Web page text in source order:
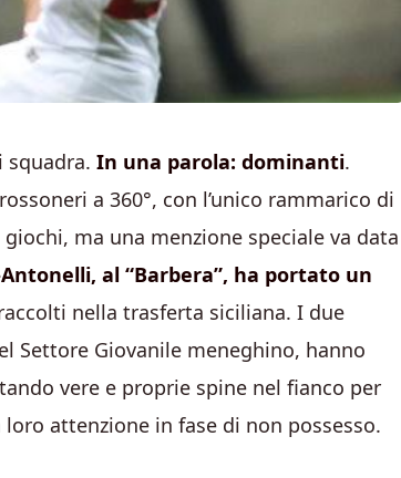
In una parola: dominanti.
a 360°, con l’unico rammarico di
ma una menzione speciale va data
al “Barbera”, ha portato un
nella trasferta siciliana. I due
Settore Giovanile meneghino, hanno
vere e proprie spine nel fianco per
attenzione in fase di non possesso.